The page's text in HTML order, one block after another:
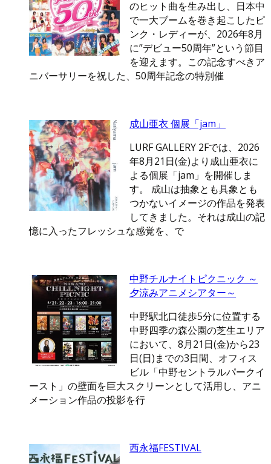
のヒット曲を生み出し、日本中
で一大ブームを巻き起こしたピ
ンク・レディーが、2026年8月
に”デビュー50周年”という節目
を迎えます。この記念すべきア
ニバーサリーを祝した、50周年記念の特別催
成山亜衣 個展「jam」
LURF GALLERY 2Fでは、2026
年8月21日(金)より成山亜衣に
よる個展「jam」を開催しま
す。 成山は抽象とも具象とも
つかないイメージの作品を発表
してきました。それは成山の記
憶に入ったフレッシュな感覚を、で
中野チルナイトピクニック ～
夕涼みアニメシアター～
中野駅北口徒歩5分に位置する
中野四季の森公園の芝生エリア
において、8月21日(金)から23
日(日)までの3日間、オフィス
ビル「中野セントラルパークイ
ースト」の壁面を巨大スクリーンとして活用し、アニ
メーション作品の投影を行
西永福FESTIVAL